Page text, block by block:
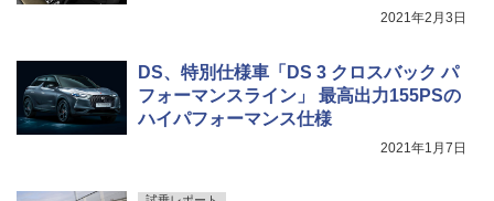
2021年2月3日
DS、特別仕様車「DS 3 クロスバック パ
フォーマンスライン」 最高出力155PSの
ハイパフォーマンス仕様
2021年1月7日